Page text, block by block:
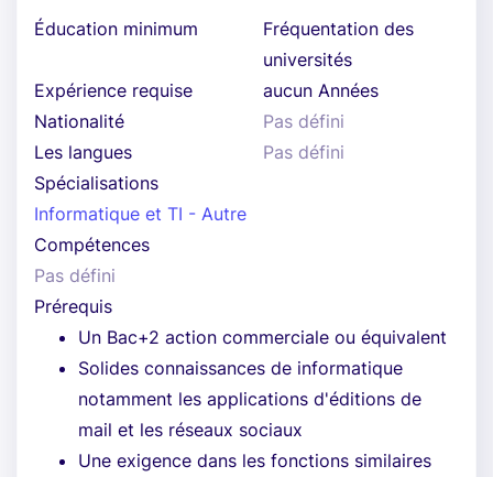
Éducation minimum
Fréquentation des
universités
Expérience requise
aucun Années
Nationalité
Pas défini
Les langues
Pas défini
Spécialisations
Informatique et TI - Autre
Compétences
Pas défini
Prérequis
Un Bac+2 action commerciale ou équivalent
Solides connaissances de informatique
notamment les applications d'éditions de
mail et les réseaux sociaux
Une exigence dans les fonctions similaires